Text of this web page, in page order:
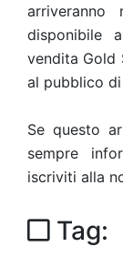
arriveranno
disponibile
vendita Gold
al pubblico di
Se questo
sempre
iscriviti alla
Tag: